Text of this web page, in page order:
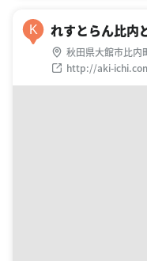
K れすとらん比内
秋田県大館市比内
http://aki-